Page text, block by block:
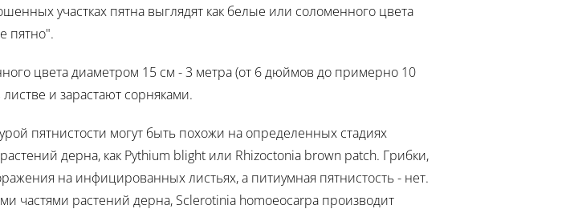
участках пятна выглядят как белые или соломенного цвета
пятно".
цвета диаметром 15 см - 3 метра (от 6 дюймов до примерно 10
и зарастают сорняками.
пятнистости могут быть похожи на определенных стадиях
дерна, как Pythium blight или Rhizoctonia brown patch. Грибки,
на инфицированных листьях, а питиумная пятнистость - нет.
частями растений дерна, Sclerotinia homoeocarpa производит